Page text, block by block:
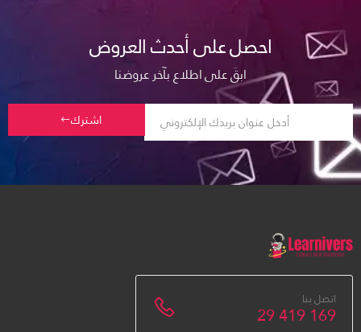
احصل على أحدث العروض
ابقَ على اطلاع بآخر عروضنا
اشترك
اتصل بنا
29 419 169